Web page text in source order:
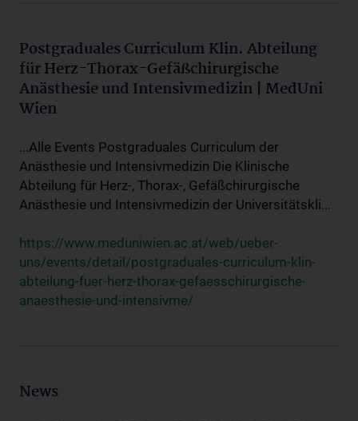
Postgraduales Curriculum Klin. Abteilung
für Herz-Thorax-Gefäßchirurgische
Anästhesie und Intensivmedizin | MedUni
Wien
...Alle Events Postgraduales Curriculum der
Anästhesie und Intensivmedizin Die Klinische
Abteilung für Herz-, Thorax-, Gefäßchirurgische
Anästhesie und Intensivmedizin der Universitätskli...
https://www.meduniwien.ac.at/web/ueber-
uns/events/detail/postgraduales-curriculum-klin-
abteilung-fuer-herz-thorax-gefaesschirurgische-
anaesthesie-und-intensivme/
News